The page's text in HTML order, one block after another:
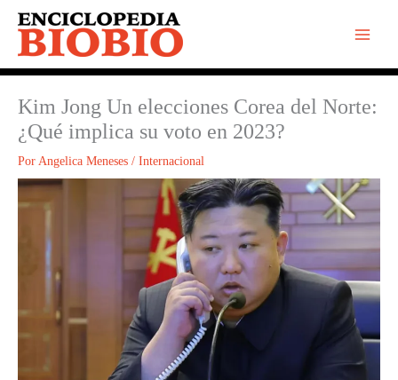
contenido
Kim Jong Un elecciones Corea del Norte:
¿Qué implica su voto en 2023?
Por Angelica Meneses / Internacional